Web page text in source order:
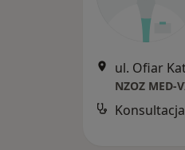
ul. Ofiar